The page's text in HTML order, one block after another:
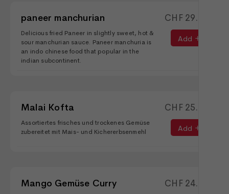
paneer manchurian
Delicious fried Paneer in slightly sweet, hot &
sour manchurian sauce. Paneer manchuria is
an indo chinese food that popular in the
indian subcontinent.
CHF29.90
Add
Malai Kofta
Assortiertes frisches und trockenes Gemüse
zubereitet mit Mais- und Kichererbsenmehl
CHF25.90
Add
Mango Gemüse Curry CHF24.90